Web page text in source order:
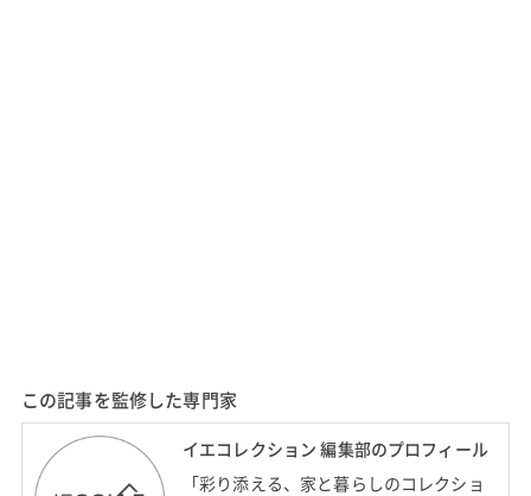
この記事を監修した専門家
イエコレクション 編集部のプロフィール
「彩り添える、家と暮らしのコレクショ